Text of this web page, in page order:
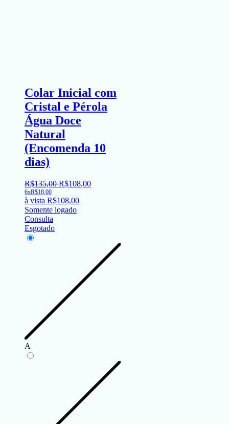
Colar Inicial com
Cristal e Pérola
Água Doce
Natural
(Encomenda 10
dias)
R$135,00 R$108,00
6xR$18,00
à vista R$108,00
Somente logado
Consulta
Esgotado
A